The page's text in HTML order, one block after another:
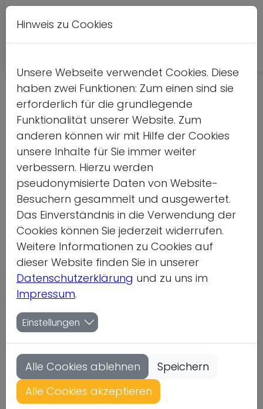
Leichte
Detailseite
Home
Vorlesen
Deutsch-japanischer
Fach- und
Führungskräfteaustaus
ch
Internationales
Gewicht: 0.15kg
Status: nicht lieferbar
Hinweis zu Cookies
Unsere Webseite verwendet Cookies. Diese
haben zwei Funktionen: Zum einen sind sie
erforderlich für die grundlegende
Funktionalität unserer Website. Zum
anderen können wir mit Hilfe der Cookies
unsere Inhalte für Sie immer weiter
verbessern. Hierzu werden
pseudonymisierte Daten von Website-
Besuchern gesammelt und ausgewertet.
Das Einverständnis in die Verwendung der
Cookies können Sie jederzeit widerrufen.
Weitere Informationen zu Cookies auf
dieser Website finden Sie in unserer
Datenschutzerklärung und zu uns im
Impressum.
Einstellungen
Alle Cookies ablehnen
Speichern
Alle Cookies akzeptieren